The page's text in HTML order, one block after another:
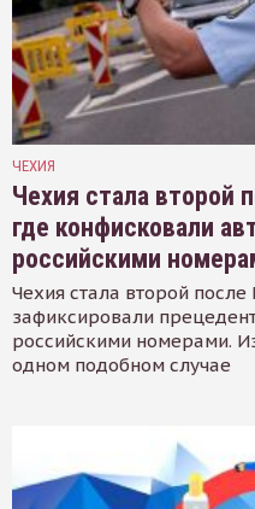
ЧЕХИЯ
Чехия стала второй
где конфисковали
российскими
Чехия стала второй
зафиксировали
российскими номерами.
одном подобном случае